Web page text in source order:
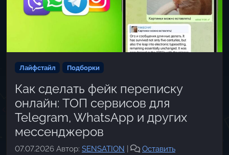
Лайфстайл Подборки
Как сделать фейк переписку
онлайн: ТОП сервисов для
Telegram, WhatsApp и других
мессенджеров
07.07.2026 Автор: SENSATION
Оставить